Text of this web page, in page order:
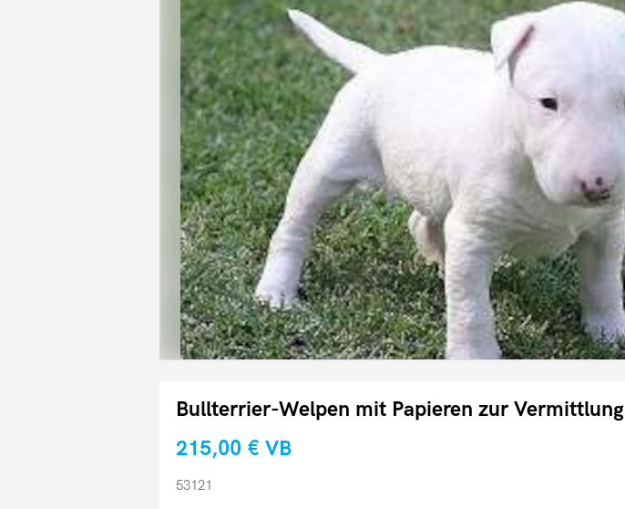
Bullterrier-Welpen mit Papieren zur Vermittlung
215,00 € VB
53121